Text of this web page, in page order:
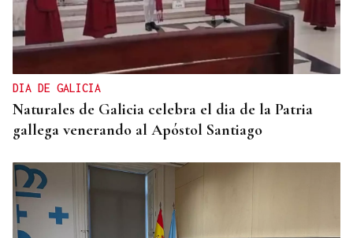
DIA DE GALICIA
Naturales de Galicia celebra el dia de la Patria
gallega venerando al Apóstol Santiago